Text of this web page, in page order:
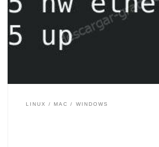
es una dirección IP, la cual no es lo mismo
dirección MAC. La dirección IP puede ser
la configuración establecida por el
operativo, administrador…, como puede ser:
pero la dirección MAC en principio no […]
LINUX MAC WINDOWS